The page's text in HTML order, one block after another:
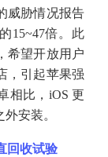
威胁情况报告
15~47倍。此
希望开放用户
，引起苹果强
相比，iOS 更
安装。
回收试验